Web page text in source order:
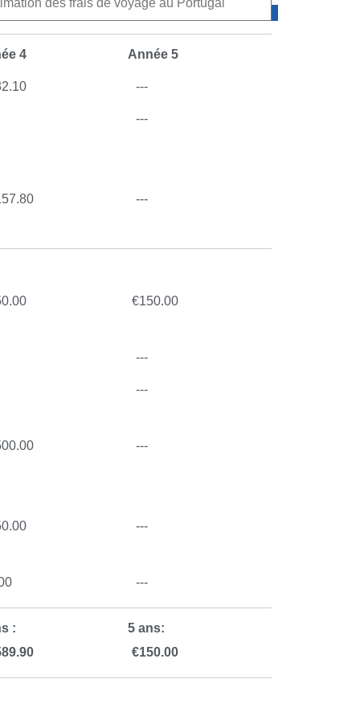
4 Année 5
---
---
---
€150.00
---
---
---
---
---
:
5 ans:
€150.00